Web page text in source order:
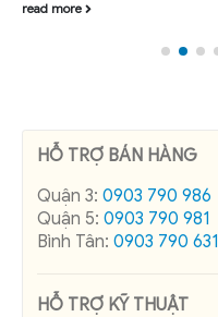
read more
HỖ TRỢ BÁN HÀNG
Quận 3: 0903 790 986
Quận 5: 0903 790 981
Bình Tân: 0903 790 631
HỖ TRỢ KỸ THUẬT